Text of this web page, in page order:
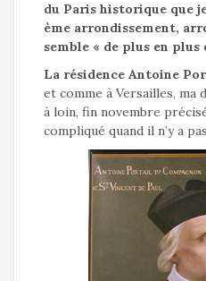
du Paris historique que
ème arrondissement,
semble « de plus en plus
La résidence Antoine
et comme à Versailles,
à loin, fin novembre
compliqué quand il n’y a